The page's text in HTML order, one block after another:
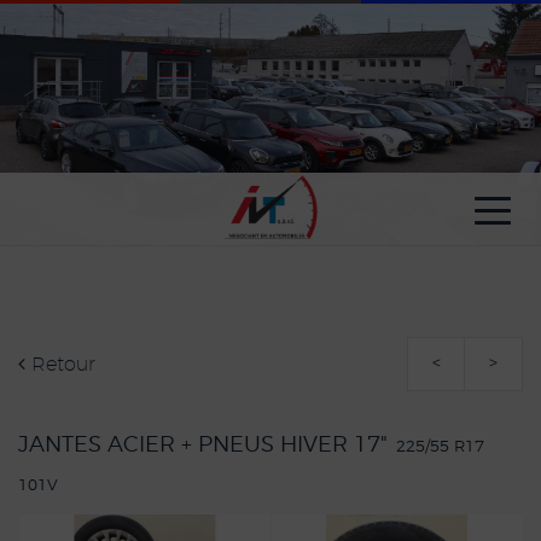
Retour < >
JANTES ACIER + PNEUS HIVER 17" 225/55 R17
101V
Paramètres avancés des cookies